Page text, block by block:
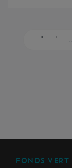
" '
FONDS